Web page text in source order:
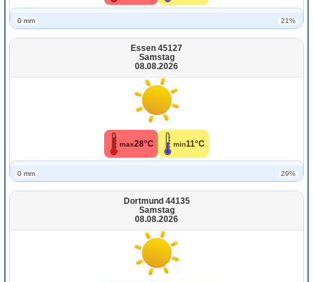
0 mm 21%
Essen 45127
Samstag
08.08.2026
max28°C min11°C
0 mm 29%
Dortmund 44135
Samstag
08.08.2026